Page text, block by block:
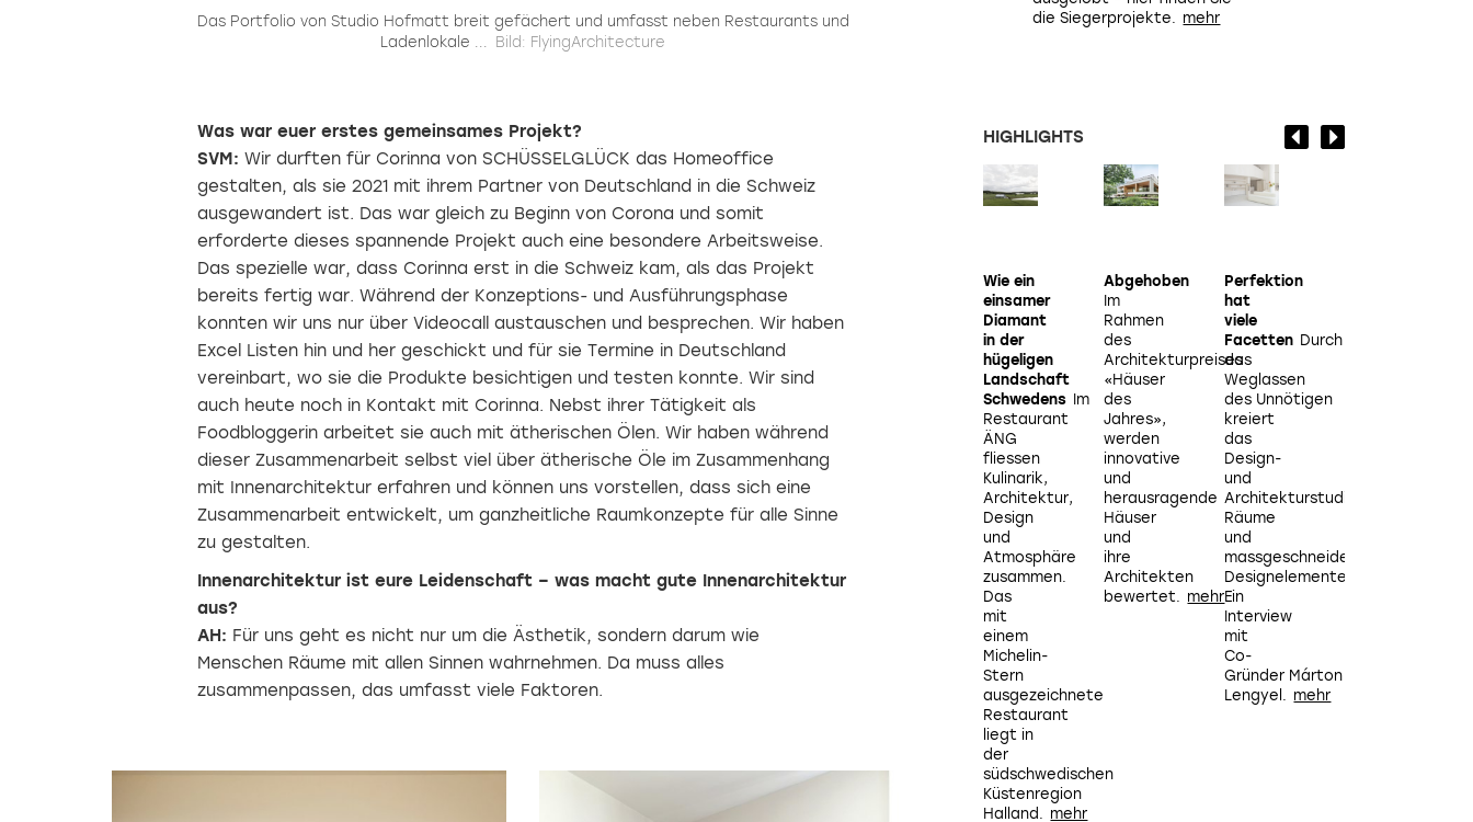
Das Portfolio von Studio Hofmatt breit gefächert und umfasst neben Restaurants und
Ladenlokale ...
Bild: FlyingArchitecture
... auch Privatprojekte wie dieses luxuriöse
Was war euer erstes gemeinsames Projekt?
SVM: Wir durften für Corinna von SCHÜSSELGLÜCK das Homeoffice
gestalten, als sie 2021 mit ihrem Partner von Deutschland in die Schweiz
ausgewandert ist. Das war gleich zu Beginn von Corona und somit
erforderte dieses spannende Projekt auch eine besondere Arbeitsweise.
Das spezielle war, dass Corinna erst in die Schweiz kam, als das Projekt
bereits fertig war. Während der Konzeptions- und Ausführungsphase
konnten wir uns nur über Videocall austauschen und besprechen. Wir haben
Excel Listen hin und her geschickt und für sie Termine in Deutschland
vereinbart, wo sie die Produkte besichtigen und testen konnte. Wir sind
auch heute noch in Kontakt mit Corinna. Nebst ihrer Tätigkeit als
Foodbloggerin arbeitet sie auch mit ätherischen Ölen. Wir haben während
dieser Zusammenarbeit selbst viel über ätherische Öle im Zusammenhang
mit Innenarchitektur erfahren und können uns vorstellen, dass sich eine
Zusammenarbeit entwickelt, um ganzheitliche Raumkonzepte für alle Sinne
zu gestalten.
Innenarchitektur ist eure Leidenschaft – was macht gute Innenarchitektur
aus?
AH: Für uns geht es nicht nur um die Ästhetik, sondern darum wie
Menschen Räume mit allen Sinnen wahrnehmen. Da muss alles
zusammenpassen, das umfasst viele Faktoren.
die Siegerprojekte.
HIGHLIGHTS
Estate
Back in
the
Office
-
Leben
und
Arbeiten
mit
Kunst.
mehr
als nur
ein
Atelier
aussen erinnert
das
Studio
an die
Villa
Kunterbunt,
im
sich ein
wo
Restaurants
Wie ein
einsamer
Diamant
in der
hügeligen
Landschaft
Schwedens Im
Restaurant
ÄNG
fliessen
Kulinarik,
Architektur,
Design
und
Atmosphäre
zusammen.
Das
mit
einem
Michelin-
Stern
ausgezeichnete
Restaurant
liegt in
der
südschwedischen
Küstenregion
Halland.
Abgehoben
Im
Rahmen
des
Architekturpreises
«Häuser
des
Jahres»,
werden
innovative
und
herausragende
Häuser
und
ihre
Architekten
bewertet.
Perfektion
hat
viele
Facetten Durch
das
Weglassen
des Unnötigen
kreiert
das
Design-
und
Architekturstudio «URBA»
Räume
und
massgeschneiderte
Designelemente.
Ein
Interview
mit
Co-
Gründer Márton
Lengyel.